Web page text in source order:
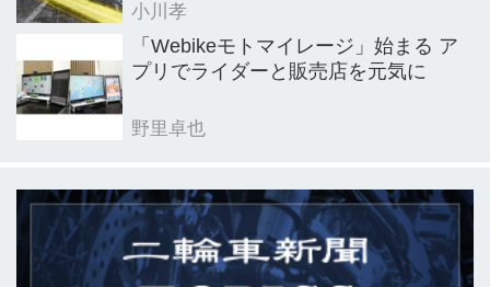
小川孝
「Webikeモトマイレージ」始まる ア
プリでライダーと販売店を元気に
野里卓也